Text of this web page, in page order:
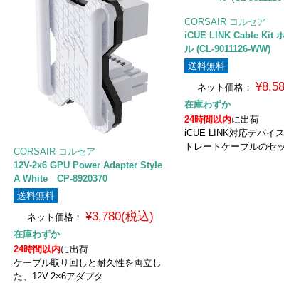
CORSAIR コルセア
12V-2x6 GPU Power Adapter Style
A White CP-8920370
送料無料
ネット価格：
¥3,780(税込)
在庫わずか
24時間以内に出荷
ケーブル取り回しと耐久性を両立し
た、12V-2×6アダプタ
CORSAIR コルセア
iCUE LINK Cable Kit
ル (CL-9011126-WW)
送料無料
ネット価格：
在庫わずか
24時間以内に出荷
iCUE LINK対応デバイ
トレートケーブルのセ